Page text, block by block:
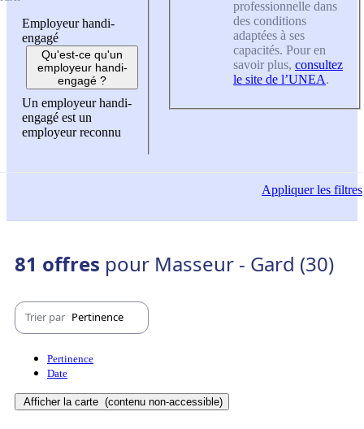
Employeur handi-
engagé
Qu'est-ce qu'un
employeur handi-
engagé ?
Un employeur handi-
engagé est un
employeur reconnu
professionnelle dans
des conditions
adaptées à ses
capacités. Pour en
savoir plus, consultez
le site de l’UNEA.
Appliquerles filtres
81 offres pour Masseur - Gard (30)
Trier par Pertinence
Pertinence
Date
Afficher la carte (contenu non-accessible)